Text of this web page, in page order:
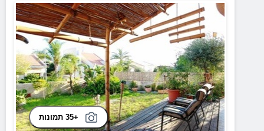
+35 תמונות